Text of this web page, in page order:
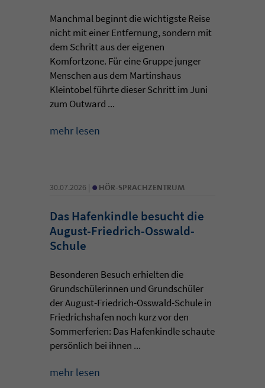
Manchmal beginnt die wichtigste Reise
nicht mit einer Entfernung, sondern mit
dem Schritt aus der eigenen
Komfortzone. Für eine Gruppe junger
Menschen aus dem Martinshaus
Kleintobel führte dieser Schritt im Juni
zum Outward ...
mehr lesen
30.07.2026 | • HÖR-SPRACHZENTRUM
Das Hafenkindle besucht die
August-Friedrich-Osswald-
Schule
Besonderen Besuch erhielten die
Grundschülerinnen und Grundschüler
der August-Friedrich-Osswald-Schule in
Friedrichshafen noch kurz vor den
Sommerferien: Das Hafenkindle schaute
persönlich bei ihnen ...
mehr lesen